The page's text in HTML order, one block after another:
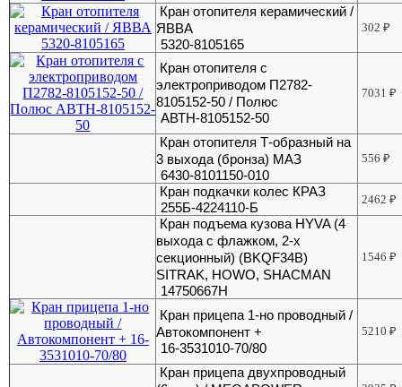
Кран отопителя керамический /
ЯВВА
5320-8105165
302₽
Кран отопителя с
электроприводом П2782-
8105152-50 / Полюс
АВТН-8105152-50
7031₽
Кран отопителя Т-образный на
3 выхода (бронза) МАЗ
6430-8101150-010
556₽
Кран подкачки колес КРАЗ
255Б-4224110-Б
2462₽
Кран подъема кузова HYVA (4
выхода с флажком, 2-х
секционный) (BKQF34B)
SITRAK, HOWO, SHACMAN
14750667H
1546₽
Кран прицепа 1-но проводный /
Автокомпонент +
16-3531010-70/80
5210₽
Кран прицепа двухпроводный